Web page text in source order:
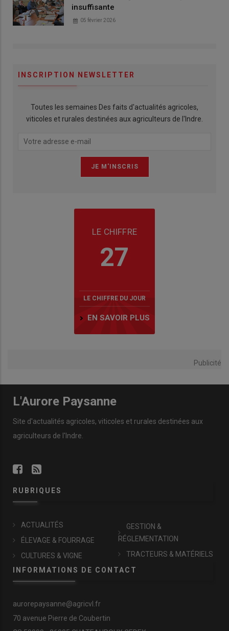
insuffisante
05 février 2026
INSCRIPTION NEWSLETTER
Toutes les semaines Des faits d'actualités agricoles,
viticoles et rurales destinées aux agriculteurs de l'Indre.
LE CHIFFRE
27
LE CHIFFRE DU JOUR
EN SAVOIR PLUS
Publicité
L'Aurore Paysanne
Site d'actualités agricoles, viticoles et rurales destinées aux
agriculteurs de l'Indre.
RUBRIQUES
ACTUALITÉS
ÉLEVAGE & FOURRAGE
CULTURES & VIGNE
GESTION &
RÉGLEMENTATION
TRACTEURS & MATÉRIELS
INFORMATIONS DE CONTACT
aurorepaysanne@agricvl.fr
70 avenue Pierre de Coubertin